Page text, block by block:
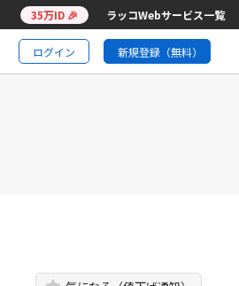
35万ID 🎉 ラッコWebサービス一覧
ログイン 新規登録（無料）